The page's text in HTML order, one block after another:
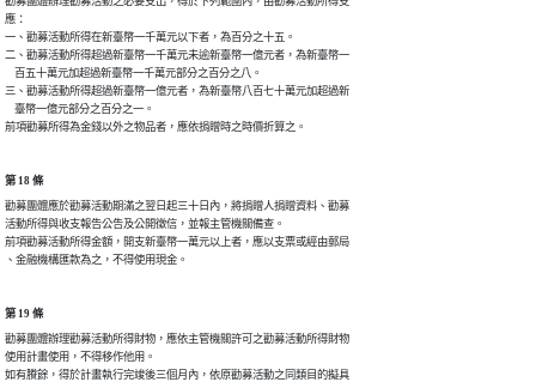
應：
一、勸募活動所得在新臺幣一千萬元以下者，為百分之十五。
二、勸募活動所得超過新臺幣一千萬元未逾新臺幣一億元者，為新臺幣一
    百五十萬元加超過新臺幣一千萬元部分之百分之八。
三、勸募活動所得超過新臺幣一億元者，為新臺幣八百七十萬元加超過新
    臺幣一億元部分之百分之一。
前項勸募所得為金錢以外之物品者，應依捐贈時之時價折算之。
第 18 條
勸募團體應於勸募活動期滿之翌日起三十日內，將捐贈人捐贈資料、勸募
活動所得與收支報告公告及公開徵信，並報主管機關備查。
前項勸募活動所得金額，開支新臺幣一萬元以上者，應以支票或經由郵局
、金融機構匯款為之，不得使用現金。
第 19 條
勸募團體辦理勸募活動所得財物，應依主管機關許可之勸募活動所得財物
使用計畫使用，不得移作他用。
如有賸餘，得於計畫執行完竣後三個月內，依原勸募活動之同類目的擬具